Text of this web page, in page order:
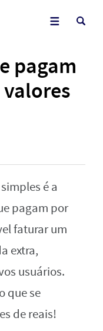
pagam
valores
é a
pagam por
faturar um
extra,
usuários.
que se
de reais!